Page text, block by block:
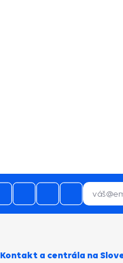
Kontakt a centrála na